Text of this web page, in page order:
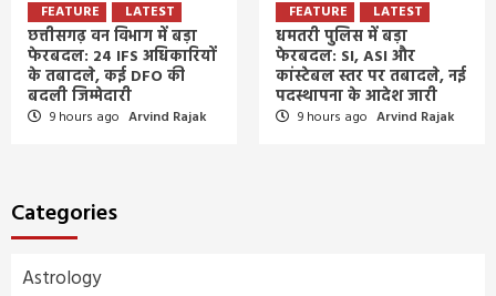
FEATURE
LATEST
छत्तीसगढ़ वन विभाग में बड़ा
फेरबदल: 24 IFS अधिकारियों
के तबादले, कई DFO की
बदली जिम्मेदारी
9 hours ago Arvind Rajak
FEATURE
LATEST
धमतरी पुलिस में बड़ा
फेरबदल: SI, ASI और
कांस्टेबल स्तर पर तबादले, नई
पदस्थापना के आदेश जारी
9 hours ago Arvind Rajak
Categories
Astrology